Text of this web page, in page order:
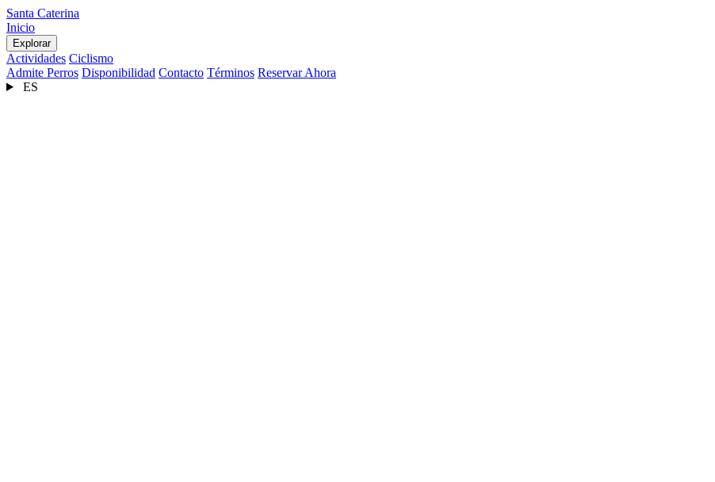
Santa Caterina
Inicio
Explorar
Actividades Ciclismo
Admite Perros Disponibilidad Contacto Términos Reservar Ahora
ES